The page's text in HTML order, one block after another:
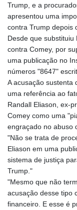
Trump, e a
apresentou uma
contra Trump depois
Desde que
contra Comey, por
uma publicação no
números "8647"
A acusação sustenta
uma referência ao
Randall Eliason, ex-
Comey como uma
engraçado no abuso
"Não se trata de
Eliason em uma
sistema de justiça
Trump."
"Mesmo que não
acusação desse tipo
financeiro. E esse é